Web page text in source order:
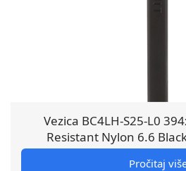
Vezica BC4LH-S25-L0
Resistant Nylon 6.6
Pročitaj